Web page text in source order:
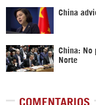
China
China: No
Norte
COMENTARIOS